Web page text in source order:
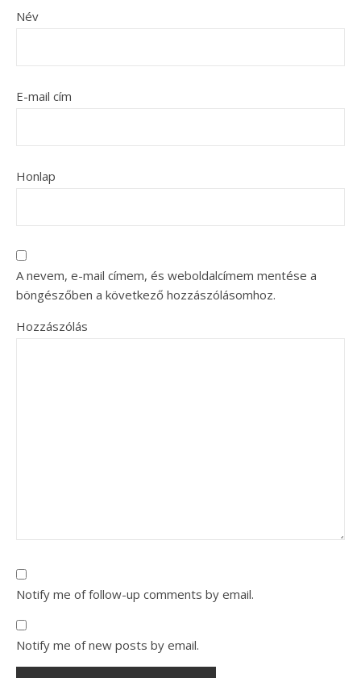
Név
E-mail cím
Honlap
A nevem, e-mail címem, és weboldalcímem mentése a
böngészőben a következő hozzászólásomhoz.
Hozzászólás
Notify me of follow-up comments by email.
Notify me of new posts by email.